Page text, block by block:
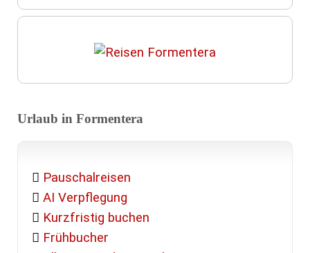
Urlaub in Formentera
Pauschalreisen
AI Verpflegung
Kurzfristig buchen
Frühbucher